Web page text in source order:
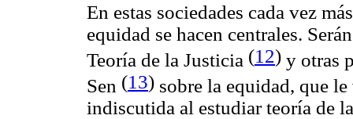
En estas sociedades cada vez
equidad se hacen centrales.
Teoría de la Justicia (12) y otras
Sen (13) sobre la equidad, que
indiscutida al estudiar teoría de